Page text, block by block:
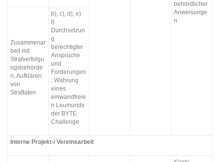
behördlicher
Anweisunge
n
Zusammenar
beit mit
Strafverfolgu
ngsbehörde
n, Aufklären
von
Straftaten
b), c), d), e)
f)
Durchsetzun
g
berechtigter
Ansprüche
und
Forderungen
; Wahrung
eines
einwandfreie
n Leumunds
der BYTE
Challenge
Interne Projekt-/ Vereinsarbeit